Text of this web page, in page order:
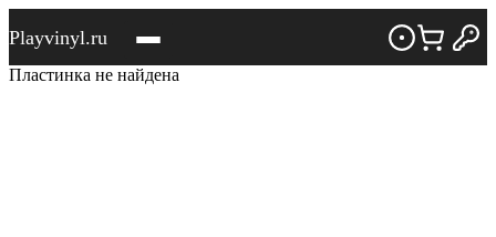
Playvinyl.ru
Пластинка не найдена